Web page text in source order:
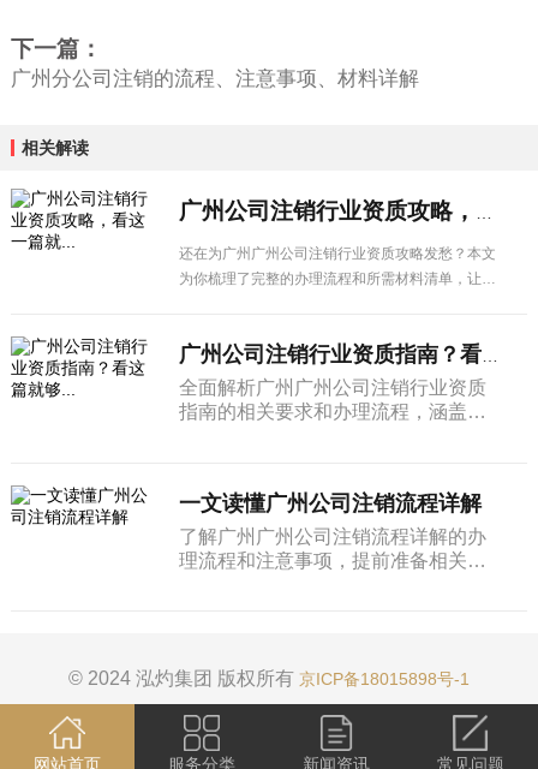
下一篇：
广州分公司注销的流程、注意事项、材料详解
相关解读
还在为广州广州公司注销行业资质攻略发愁？本文
为你梳理了完整的办理流程和所需材料清单，让企
广州公司注销行业资质指南？看这篇就够...
全面解析广州广州公司注销行业资质
指南的相关要求和办理流程，涵盖申
一文读懂广州公司注销流程详解
了解广州广州公司注销流程详解的办
理流程和注意事项，提前准备相关材
© 2024 泓灼集团 版权所有 京ICP备18015898号-1
网站首页 服务分类 新闻资讯 常见问题